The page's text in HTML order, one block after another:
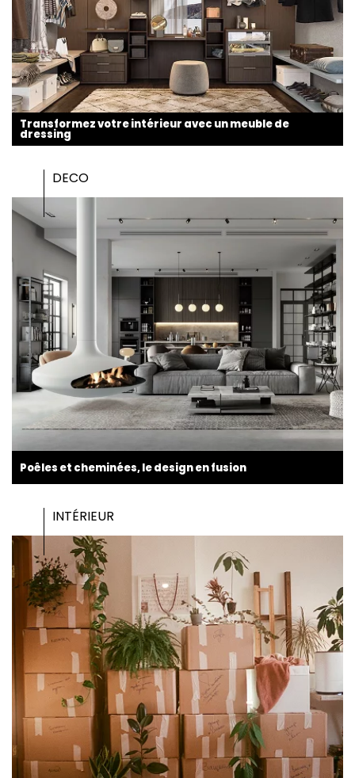
Transformez votre intérieur avec un meuble de
dressing
DECO
Poêles et cheminées, le design en fusion
INTÉRIEUR